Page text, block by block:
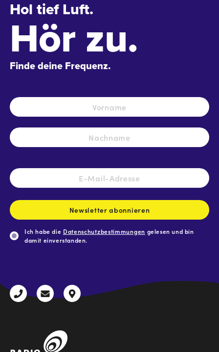
Hol tief Luft.
Hör zu.
Finde deine Frequenz.
Name *
E-
Mail-
Newsletter abonnieren
Ich habe die Datenschutzbestimmungen gelesen und bin
damit einverstanden.
+43
radio@freequenns.at
Kulturhausstraße